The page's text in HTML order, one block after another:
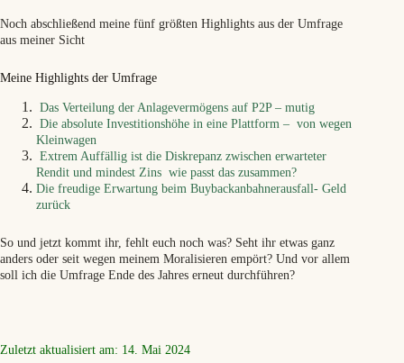
Noch abschließend meine fünf größten Highlights aus der Umfrage
aus meiner Sicht
Meine Highlights der Umfrage
Das Verteilung der Anlagevermögens auf P2P – mutig
Die absolute Investitionshöhe in eine Plattform – von wegen
Kleinwagen
Extrem Auffällig ist die Diskrepanz zwischen erwarteter
Rendit und mindest Zins wie passt das zusammen?
Die freudige Erwartung beim Buybackanbahnerausfall- Geld
zurück
So und jetzt kommt ihr, fehlt euch noch was? Seht ihr etwas ganz
anders oder seit wegen meinem Moralisieren empört? Und vor allem
soll ich die Umfrage Ende des Jahres erneut durchführen?
Zuletzt aktualisiert am: 14. Mai 2024